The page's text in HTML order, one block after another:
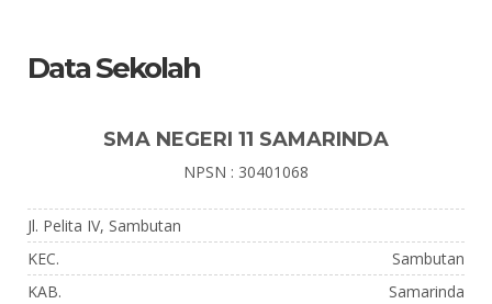
Data Sekolah
SMA NEGERI 11 SAMARINDA
NPSN : 30401068
Jl. Pelita IV, Sambutan
KEC.
Sambutan
KAB.
Samarinda